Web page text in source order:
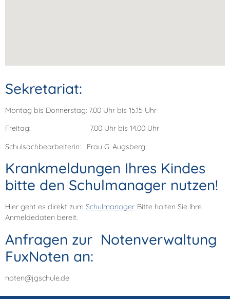
Sekretariat:
Montag bis Donnerstag: 7.00 Uhr bis 15.15 Uhr
Freitag: 7.00 Uhr bis 14.00 Uhr
Schulsachbearbeiterin: Frau G. Augsberg
Krankmeldungen Ihres Kindes
bitte den Schulmanager nutzen!
Hier geht es direkt zum Schulmanager. Bitte halten Sie Ihre
Anmeldedaten bereit.
Anfragen zur Notenverwaltung
FuxNoten an:
noten@jgschule.de